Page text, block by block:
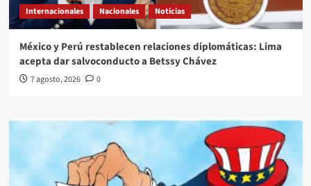
Internacionales Nacionales Noticias
México y Perú restablecen relaciones diplomáticas: Lima
acepta dar salvoconducto a Betssy Chávez
7 agosto, 2026 0